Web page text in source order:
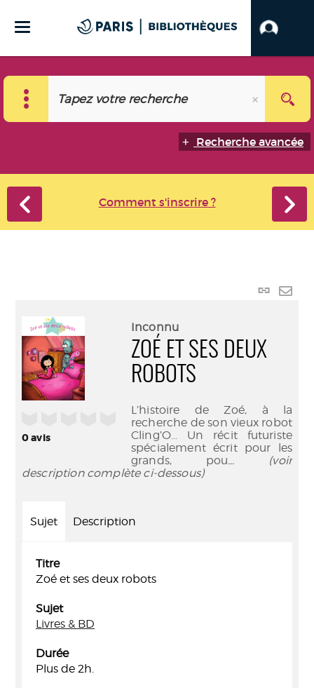
Recherche avancée
Comment s'inscrire ?
Lien
0avis
Inconnu
ZOÉ ET SES DEUX
ROBOTS
L’histoire de Zoé, à la
recherche de son vieux robot
Cling’O… Un récit futuriste
spécialement écrit pour les
grands, pou... (voir
description complète ci-dessous)
Sujet Description
Titre
Zoé et ses deux robots
Sujet
Livres & BD
Durée
Plus de 2h.